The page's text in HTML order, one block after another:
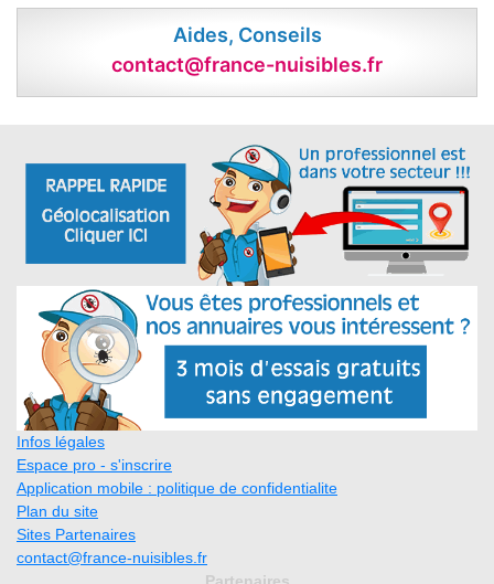
Aides, Conseils
contact@france-nuisibles.fr
Infos légales
Espace pro - s'inscrire
Application mobile : politique de confidentialite
Plan du site
Sites Partenaires
contact@france-nuisibles.fr